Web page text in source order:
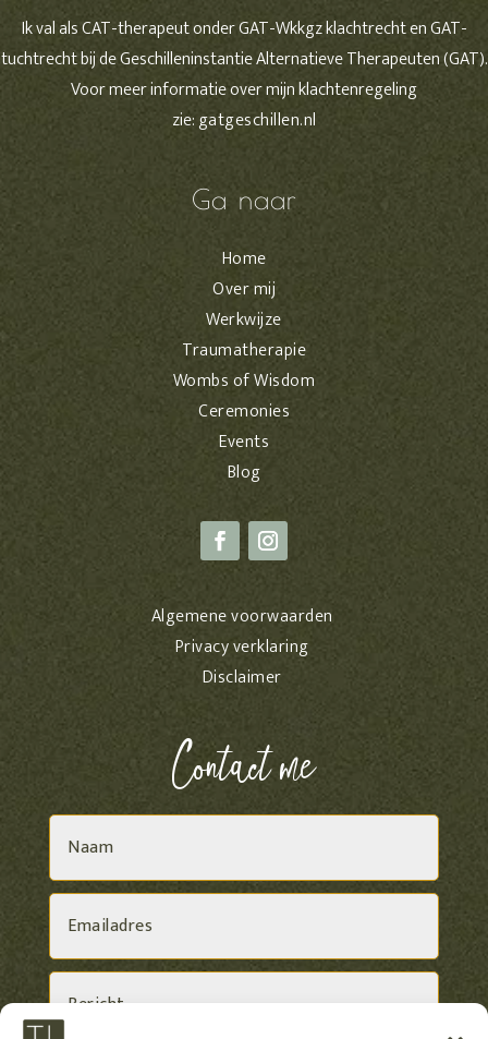
Ik val als CAT-therapeut onder GAT-Wkkgz klachtrecht en GAT-
tuchtrecht bij de Geschilleninstantie Alternatieve Therapeuten (GAT).
Voor meer informatie over mijn klachtenregeling
zie:gatgeschillen.nl
Ga naar
Home
Over mij
Werkwijze
Traumatherapie
Wombs of Wisdom
Ceremonies
Events
Blog
Algemene voorwaarden
Privacy verklaring
Disclaimer
Contact me